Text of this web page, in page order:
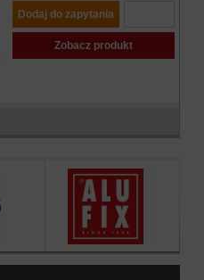
Dodaj do zapytania
Zobacz produkt